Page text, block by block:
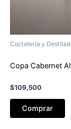
Coctelería y
Copa Cabernet
$109,500
Comprar